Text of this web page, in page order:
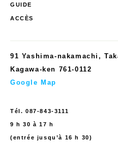
GUIDE
ACCÈS
91 Yashima-nakamachi,
Kagawa-ken 761-0112
Google Map
Tél.087-843-3111
9 h 30 à 17 h
(entrée jusqu’à 16 h 30)